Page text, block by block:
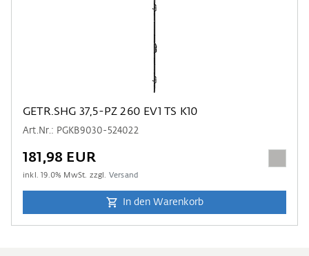
GETR.SHG 37,5-PZ 260 EV1 TS K10
Art.Nr.: PGKB9030-524022
181,98 EUR
inkl.19.0% MwSt. zzgl. Versand
In den Warenkorb